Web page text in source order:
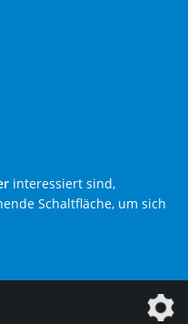
interessiert sind,
Schaltfläche, um sich